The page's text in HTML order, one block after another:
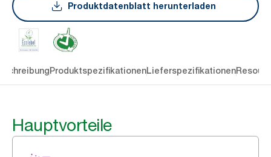
Produktdatenblatt herunterladen
ProduktspezifikationenLieferspezifikationen
Hauptvorteile